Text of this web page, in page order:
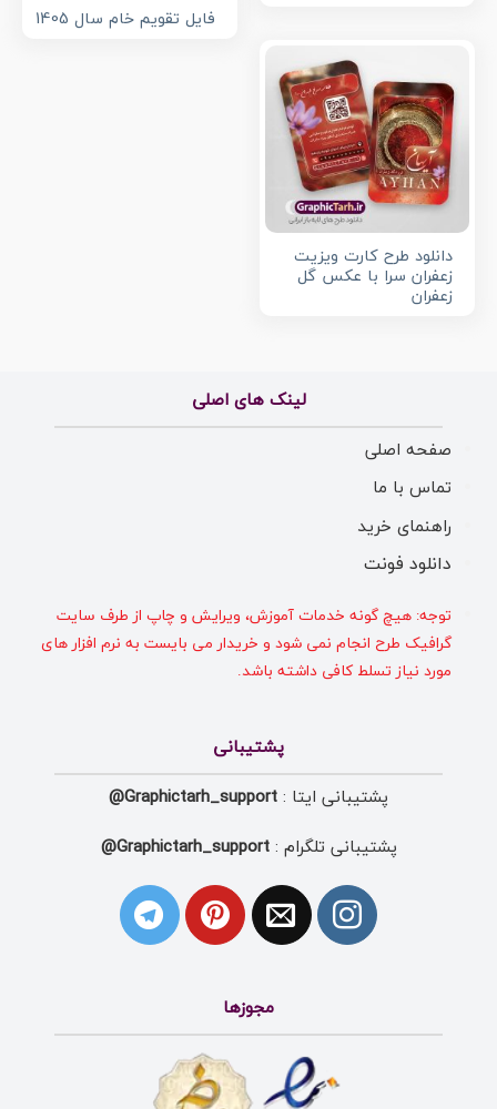
فایل تقویم خام سال 1405
دانلود طرح کارت ویزیت
زعفران سرا با عکس گل
زعفران
لینک های اصلی
صفحه اصلی
تماس با ما
راهنمای خرید
دانلود فونت
توجه: هیچ گونه خدمات آموزش، ویرایش و چاپ از طرف سایت
گرافیک طرح انجام نمی شود و خریدار می بایست به نرم افزار های
مورد نیاز تسلط کافی داشته باشد.
پشتیبانی
پشتیبانی ایتا : Graphictarh_support@
پشتیبانی تلگرام :Graphictarh_support@
مجوزها